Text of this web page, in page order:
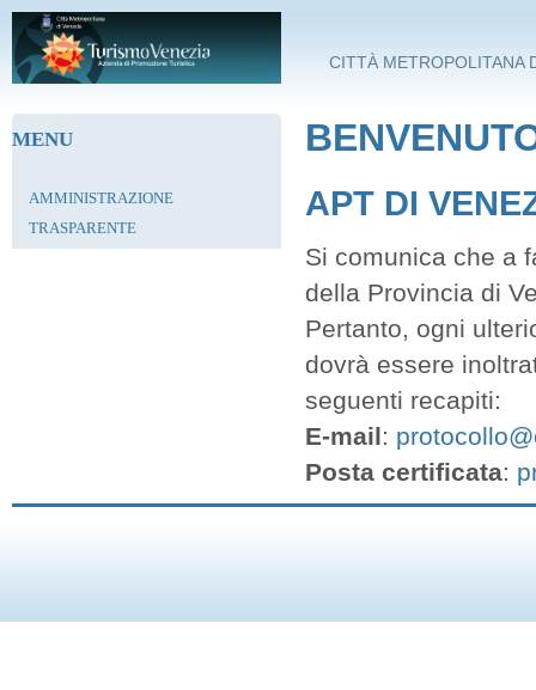
Salta al contenuto principale
CITTÀ METROPOLITANA
MENU
AMMINISTRAZIONE
TRASPARENTE
APT DI
Si comunica che a
della Provincia di
Pertanto, ogni
dovrà essere
seguenti recapiti:
E-mail:
Posta certificata: